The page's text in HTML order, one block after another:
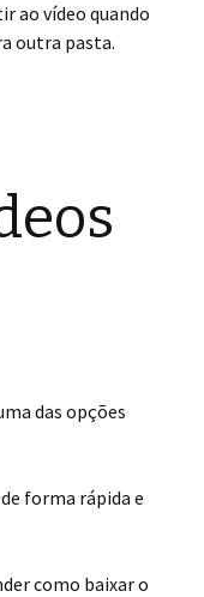
ao vídeo quando
outra pasta.
das opções
forma rápida e
como baixar o